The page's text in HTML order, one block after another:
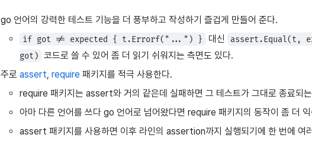
go 언어의 강력한 테스트 기능을 더 풍부하고 작성하기 즐겁게 만들어 준다.
if got != expected { t.Errorf("...") } 대신
assert.Equal(t,
got) 코드로 쓸 수 있어 좀 더 읽기 쉬워지는 측면도 있다.
주로 assert require 패키지를 적극 사용한다.
require 패키지는 assert와 거의 같은데 실패하면 그 테스트가 그대로 종료되
아마 다른 언어를 쓰다 go 언어로 넘어왔다면 require 패키지의 동작이 좀 더
assert 패키지를 사용하면 이후 라인의 assertion까지 실행되기에 한 번에 여